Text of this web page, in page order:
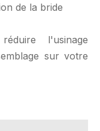
de la bride
l'usinage
sur votre